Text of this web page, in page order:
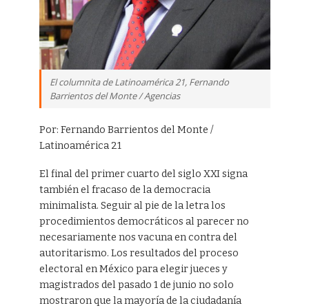
El columnita de Latinoamérica 21, Fernando
Barrientos del Monte / Agencias
Por: Fernando Barrientos del Monte /
Latinoamérica 21
El final del primer cuarto del siglo XXI signa
también el fracaso de la democracia
minimalista. Seguir al pie de la letra los
procedimientos democráticos al parecer no
necesariamente nos vacuna en contra del
autoritarismo. Los resultados del proceso
electoral en México para elegir jueces y
magistrados del pasado 1 de junio no solo
mostraron que la mayoría de la ciudadanía